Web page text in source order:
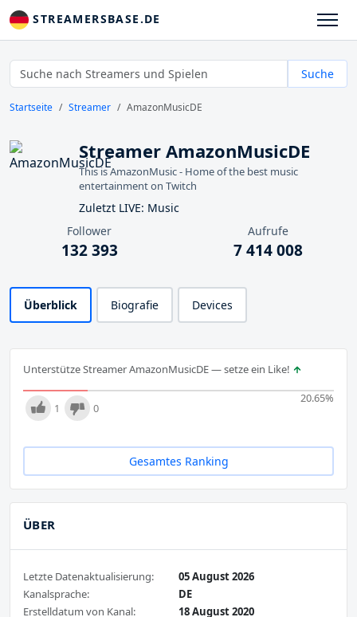
STREAMERSBASE.DE
Suche
Startseite Streamer AmazonMusicDE
Streamer AmazonMusicDE
This is AmazonMusic - Home of the best music
entertainment on Twitch
Zuletzt LIVE: Music
Follower
132 393
Aufrufe
7 414 008
Überblick Biografie Devices
Unterstütze Streamer AmazonMusicDE — setze ein Like!
20.65%
1 0
Gesamtes Ranking
ÜBER
Letzte Datenaktualisierung:
05 August 2026
Kanalsprache:
DE
Erstelldatum von Kanal:
18 August 2020